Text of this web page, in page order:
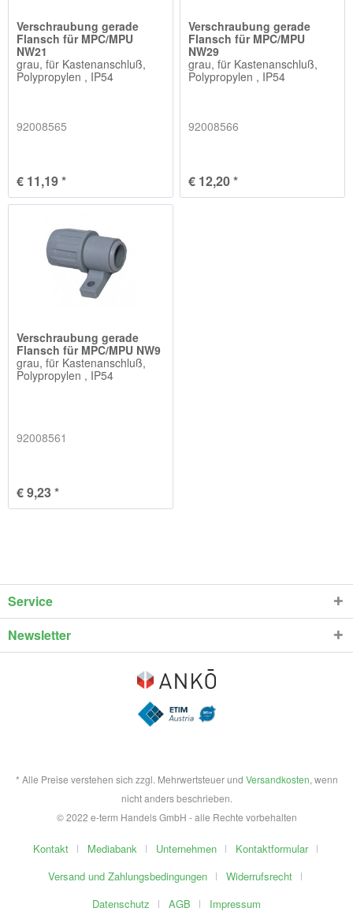
Verschraubung gerade
Flansch für MPC/MPU
NW21
grau, für Kastenanschluß,
Polypropylen , IP54
92008565
€ 11,19 *
Verschraubung gerade
Flansch für MPC/MPU
NW29
grau, für Kastenanschluß,
Polypropylen , IP54
92008566
€ 12,20 *
Verschraubung gerade
Flansch für MPC/MPU NW9
grau, für Kastenanschluß,
Polypropylen , IP54
92008561
€ 9,23 *
Service
Newsletter
* Alle Preise verstehen sich zzgl. Mehrwertsteuer und Versandkosten, wenn
nicht anders beschrieben.
© 2022 e-term Handels GmbH - alle Rechte vorbehalten
Kontakt Mediabank Unternehmen
Kontaktformular
Versand und Zahlungsbedingungen
Widerrufsrecht
Datenschutz
AGB Impressum